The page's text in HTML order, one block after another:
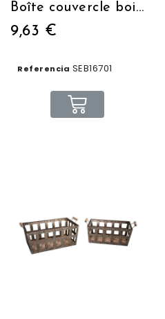
Boîte couvercle bois Ø10 H:13.5
9,63 €
Referencia SEB16701